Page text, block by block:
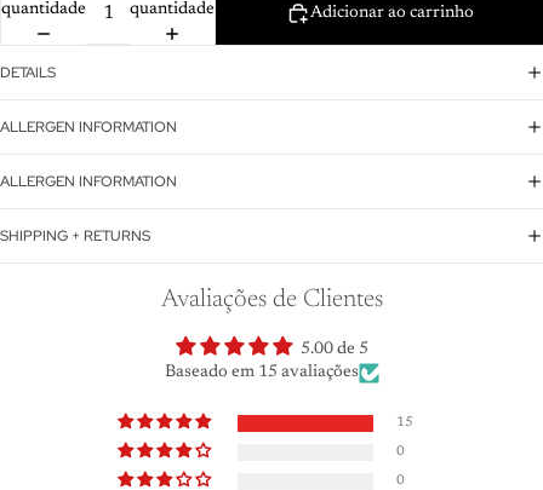
quantidade
quantidade
Adicionar ao carrinho
DETAILS
ALLERGEN INFORMATION
ALLERGEN INFORMATION
SHIPPING + RETURNS
Avaliações de Clientes
5.00 de 5
Baseado em 15 avaliações
15
0
0